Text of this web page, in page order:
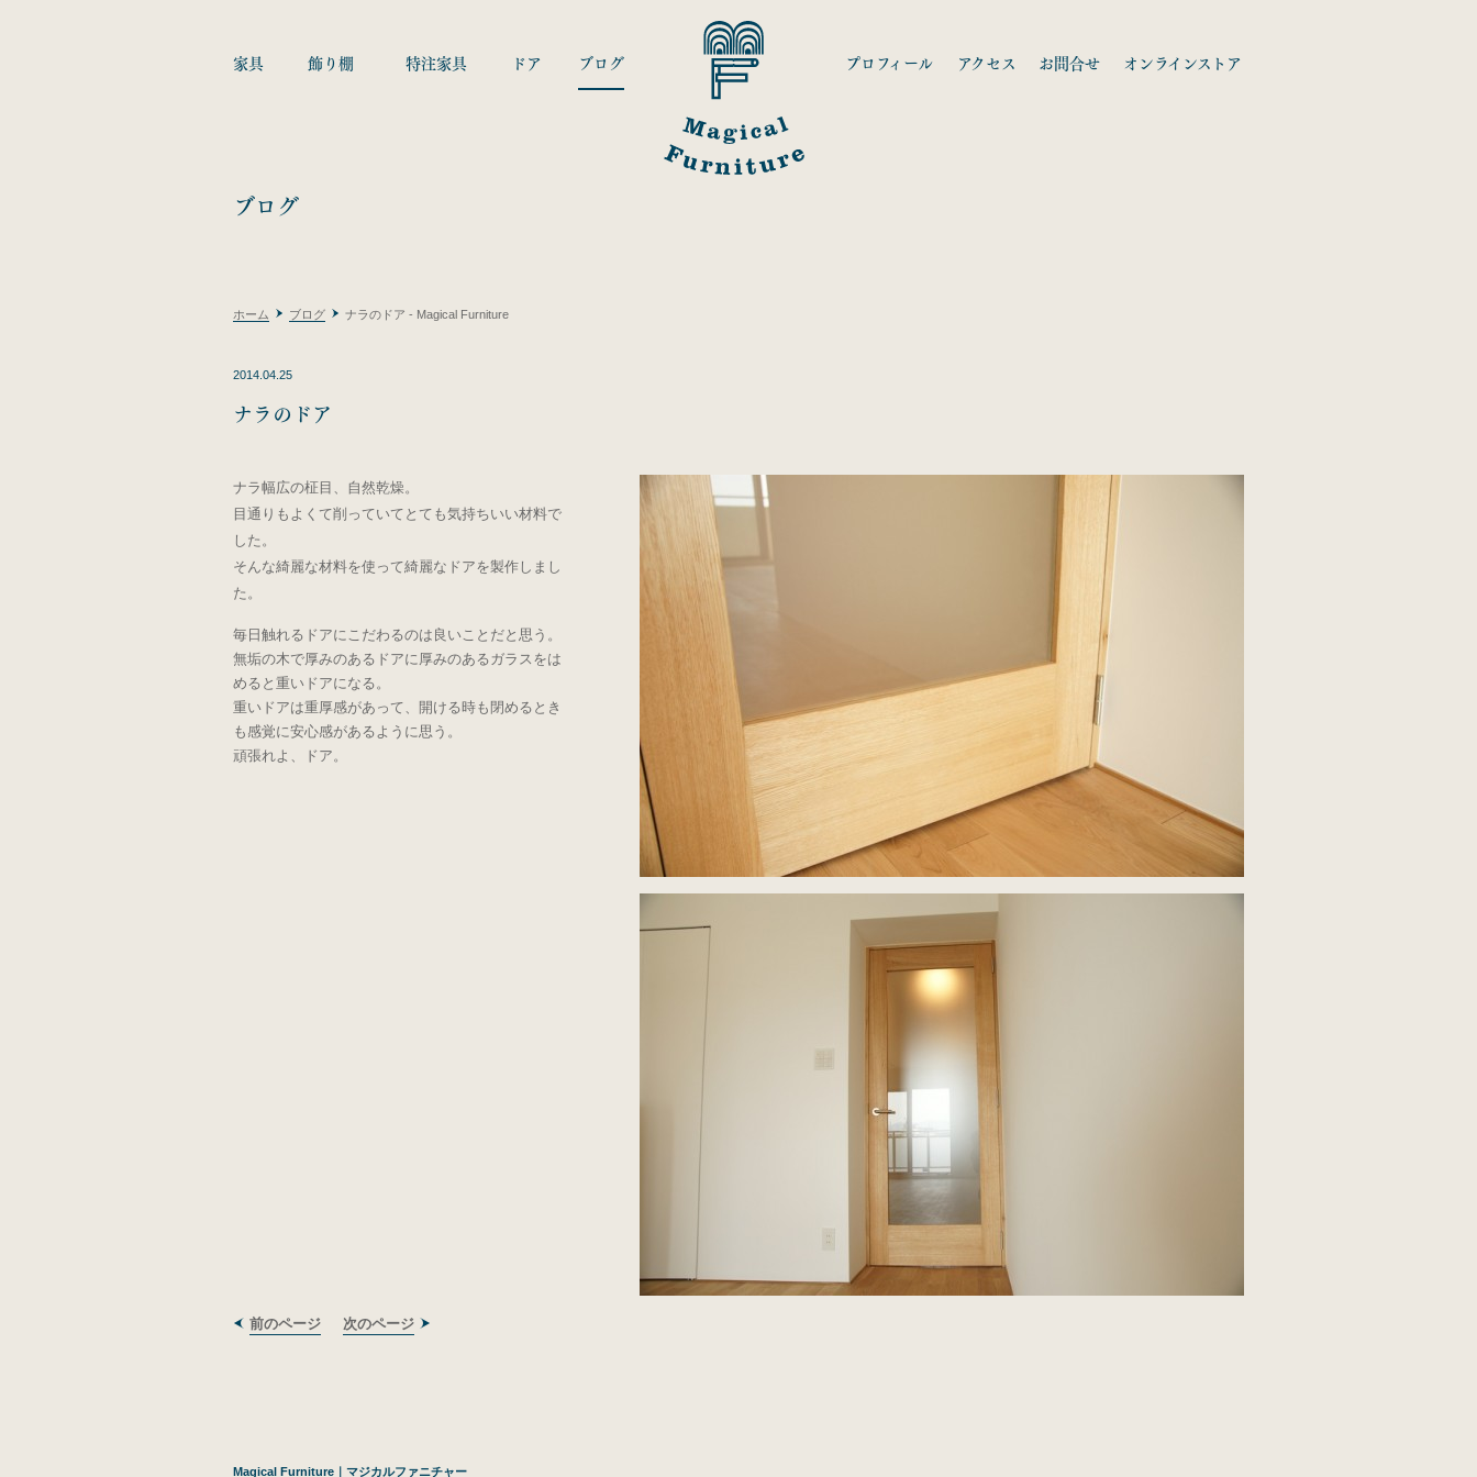
家具 飾り棚 特注家具 ドア ブログ プロフィール アクセス お問合せ オンラインストア
ブログ
ホーム ブログ ナラのドア - Magical Furniture
2014.04.25
ナラのドア
ナラ幅広の柾目、自然乾燥。
目通りもよくて削っていてとても気持ちいい材料で
した。
そんな綺麗な材料を使って綺麗なドアを製作しまし
た。
毎日触れるドアにこだわるのは良いことだと思う。
無垢の木で厚みのあるドアに厚みのあるガラスをは
めると重いドアになる。
重いドアは重厚感があって、開ける時も閉めるとき
も感覚に安心感があるように思う。
頑張れよ、ドア。
前のページ 次のページ
Magical Furniture｜マジカルファニチャー